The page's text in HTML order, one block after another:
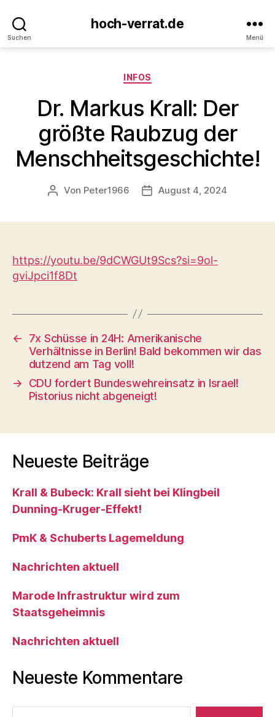
Suchen
hoch-verrat.de
Menü
Kategorien
INFOS
Dr. Markus Krall: Der
größte Raubzug der
Menschheitsgeschichte!
Beitragsautor
Von Peter1966 Veröffentlichungsdatum
August 4, 2024
https://youtu.be/9dCWGUt9Scs?si=9ol-
gviJpci1f8Dt
←
7x Schüsse in 24H: Amerikanische
Verhältnisse in Berlin! Bald bekommen wir das
dutzend am Tag voll!
→
CDU fordert Bundeswehreinsatz in Israel!
Pistorius nicht abgeneigt!
Neueste Beiträge
Krall & Bubeck: Krall sieht bei Klingbeil
Dunning-Kruger-Effekt!
PmK & Schuberts Lagemeldung
Nachrichten aktuell
Marode Infrastruktur wird zum
Staatsgeheimnis
Nachrichten aktuell
Neueste Kommentare